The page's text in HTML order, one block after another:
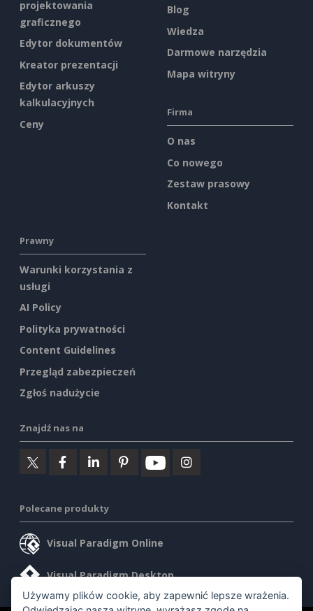
projektowania
graficznego
Edytor dokumentów
Kreator prezentacji
Edytor arkuszy
kalkulacyjnych
Ceny
Blog
Wiedza
Darmowe narzędzia
Mapa witryny
Firma
O nas
Co nowego
Zestaw prasowy
Kontakt
Prawny
Warunki korzystania z
usługi
AI Policy
Polityka prywatności
Content Guidelines
Przegląd zabezpieczeń
Zgłoś nadużycie
Znajdź nas na
Polecane produkty
Visual Paradigm Online
Visual Paradigm Desktop
Używamy plików cookie, aby zapewnić lepsze wrażenia.